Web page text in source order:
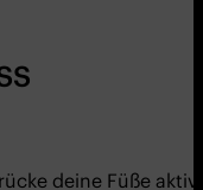
deine Füße